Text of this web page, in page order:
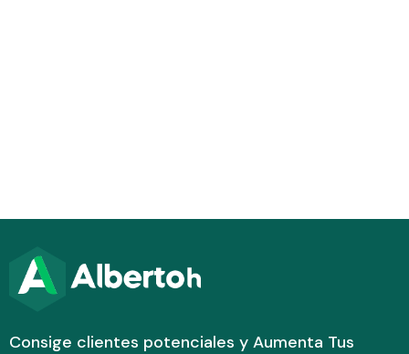
Consige clientes potenciales y Aumenta Tus